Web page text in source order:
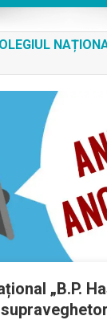
„B.P.